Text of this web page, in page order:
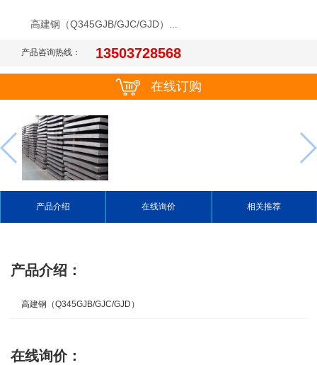
高建钢（Q345GJB/GJC/GJD）...
产品咨询热线： 13503728568
在线订购
产品介绍 在线询价 相关推荐
产品介绍：
高建钢（Q345GJB/GJC/GJD）
在线询价：